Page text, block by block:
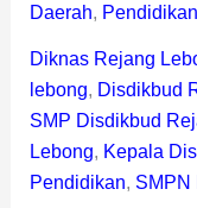
Daerah, Pendidikan
Diknas Rejang
lebong, Disdikbud
SMP Disdikbud
Lebong, Kepala
Pendidikan, SMPN